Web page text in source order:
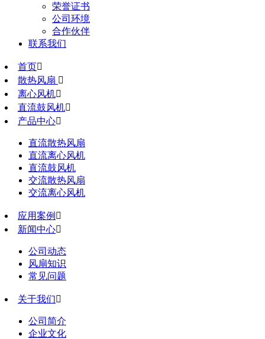
荣誉证书
公司环境
合作伙伴
联系我们
首页
散热风扇 
离心风机
直流鼓风机
产品中心
直流散热风扇
直流离心风机
直流鼓风机
交流散热风扇
交流离心风机
应用案例 
新闻中心
公司动态
风扇知识
常见问题
关于我们
公司简介
企业文化